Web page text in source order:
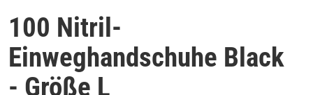
100 Nitril-
Einweghandschuhe Black
- Größe L